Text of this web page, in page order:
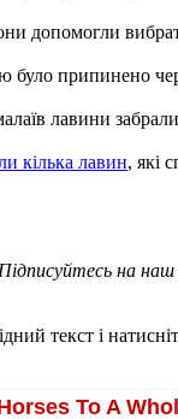
допомогли
було припинено
лавини
кілька лавин, які
на наш
текст і